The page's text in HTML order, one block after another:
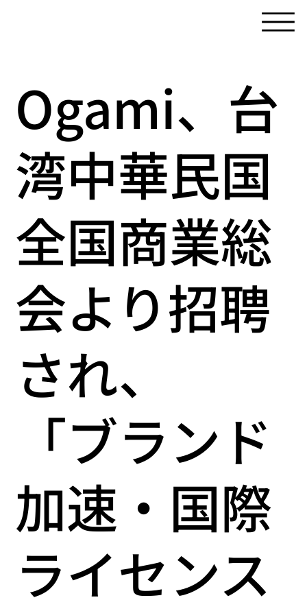
Ogami、台
湾中華民国
全国商業総
会より招聘
され、
「ブランド
加速・国際
ライセンス